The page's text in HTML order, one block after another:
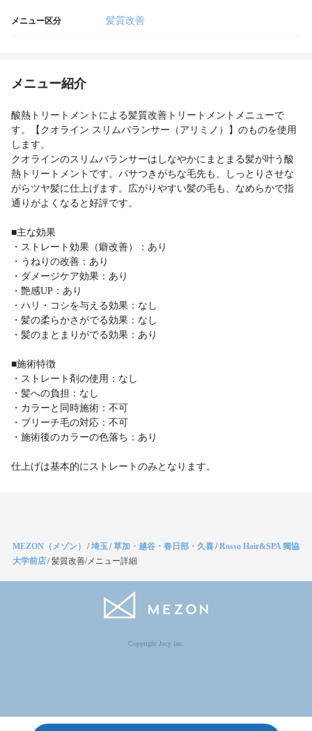
メニュー区分 髪質改善
メニュー紹介
酸熱トリートメントによる髪質改善トリートメントメニューで
す。【クオライン スリムバランサー（アリミノ）】のものを使用
します。
クオラインのスリムバランサーはしなやかにまとまる髪が叶う酸
熱トリートメントです。パサつきがちな毛先も、しっとりさせな
がらツヤ髪に仕上げます。広がりやすい髪の毛も、なめらかで指
通りがよくなると好評です。
■主な効果
・ストレート効果（癖改善）：あり
・うねりの改善：あり
・ダメージケア効果：あり
・艶感UP：あり
・ハリ・コシを与える効果：なし
・髪の柔らかさがでる効果：なし
・髪のまとまりがでる効果：あり
■施術特徴
・ストレート剤の使用：なし
・髪への負担：なし
・カラーと同時施術：不可
・ブリーチ毛の対応：不可
・施術後のカラーの色落ち：あり
仕上げは基本的にストレートのみとなります。
MEZON（メゾン） /埼玉/草加・越谷・春日部・久喜/Rosso Hair&SPA 獨協
大学前店/髪質改善/メニュー詳細
Copyright Jocy inc.